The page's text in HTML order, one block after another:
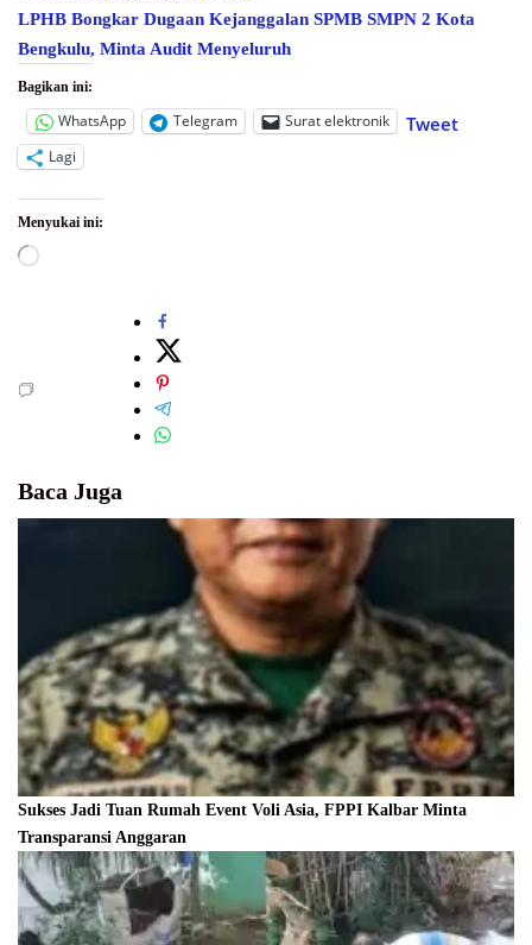
LPHB Bongkar Dugaan Kejanggalan SPMB SMPN 2 Kota
Bengkulu, Minta Audit Menyeluruh
Bagikan ini:
WhatsApp Telegram Surat elektronik Tweet
Lagi
Menyukai ini:
Memuat...
Baca Juga
Sukses Jadi Tuan Rumah Event Voli Asia, FPPI Kalbar Minta
Transparansi Anggaran